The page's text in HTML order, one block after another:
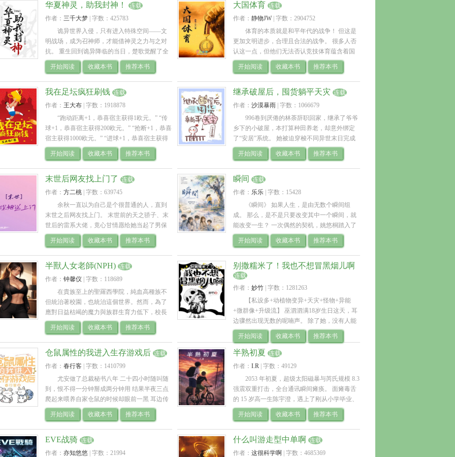
华夏神灵，助我封神！
连载
作者： 三千大梦 字数：425783
诡异世界入侵，只有进入特殊空间——文
明战场，成为召神师，才能借神灵之力与之对
抗。 重生回到诡异降临的当日，楚歌觉醒了全
部记忆。 * 为求一线生机，楚歌义无反顾地杀
入了文明战场。 诡异步步紧逼，其他召神..
开始阅读 收藏本书 推荐本书
大国体育 连载
作者： 静物JW 字数：2904752
体育的本质就是和平年代的战争！ 但这是
更加文明进步，合理且合法的战争。 很多人否
认这一点，但他们无法否认竞技体育蕴含着国
与国竞争的特殊含义。
开始阅读 收藏本书 推荐本书
我在足坛疯狂刷钱 连载
作者： 王大布 字数：1918878
“跑动距离+1，恭喜宿主获得1欧元。” “传
球+1，恭喜宿主获得200欧元。” “抢断+1，恭喜
宿主获得1000欧元。” “进球+1，恭喜宿主获得
20000欧元。” “红牌+1，恭喜宿主获得50000欧
元。” ...... ..
开始阅读 收藏本书 推荐本书
继承破屋后，囤货躺平天灾 连载
作者： 沙漠暴雨 字数：1066679
996卷到厌倦的林荼辞职回家，继承了爷爷
乡下的小破屋，本打算种田养老，却意外绑定
了“安居”系统。 她被迫穿梭不同异世末日完成
任务，活下去的唯一方法是，依靠着这栋墙壁
漏风的小破屋、囤货、苟到最后。 ..
开始阅读 收藏本书 推荐本书
末世后网友找上门了 连载
作者： 方二桃 字数：639745
余秋一直以为自己是个很普通的人，直到
末世之后网友找上门。 末世前的天之骄子、末
世后的雷系大佬，竟心甘情愿给她当起了男保
姆，连洗脚水都端至床前。 她一边和这人斗智
斗勇，一边又不敢触碰真正的真..
开始阅读 收藏本书 推荐本书
瞬间 连载
作者： 乐乐 字数：15428
《瞬间》 如果人生，是由无数个瞬间组
成。 那么，是不是只要改变其中一个瞬间，就
能改变一生？ 一次偶然的契机，姚悠桐踏入了
平行时空。 她看见不同的世界、不同的人生，
也看见那些来不及..
开始阅读 收藏本书 推荐本书
半獸人女老師(NPH) 连载
作者： 钟馨仪
字数：118689
在貴族至上的聖羅西學院，純血高種族不
但統治著校園，也統治這個世界。然而，為了
應對日益枯竭的魔力與族群生育力低下，校長
龍赫聘請了一名來自貧民窟、血統不純卻擁有
野性生育力的豹族半獸人導師——師皎月。 她
的到來，像是一頭餓狼闖入了象牙塔。她不遵
守禮教...
开始阅读 收藏本书 推荐本书
别撒糯米了！我也不想冒黑烟儿啊
连载
作者： 妙竹 字数：1281263
【私设多+动植物变异+天灾+怪物+异能
+微群像+升级流】 巫泗泗满18岁生日这天，耳
边骤然出现无数的呢喃声。 除了她，没有人能
听到。 第二天觉醒台上，她又听到了呢喃，一
不小心照着对方说的做了。 然后。 她觉..
开始阅读 收藏本书 推荐本书
仓鼠属性的我进入生存游戏后 连载
作者： 春行客 字数：1410799
尤安做了总裁秘书八年 二十四小时随叫随
到，恨不得一分钟掰成两分钟用 结果半夜三点
爬起来喂养自家仓鼠的时候却眼前一黑 耳边传
来冷冰冰的电子音 “恭喜您进入生存游戏，您继
承了仓鼠的部分属..
开始阅读 收藏本书 推荐本书
半熟初夏 连载
作者： I.R 字数：49129
2053 年初夏，超级太阳磁暴与芮氏规模 8.3
强震双重打击，全台通讯瞬间瘫痪。 面瘫毒舌
的 15 岁高一生陈宇澄，遇上了刚从小学毕业、
绝对不吃红萝卜的 12 岁话癆屁孩林向阳。一台
改装了火箭筒的黄黑捷安特，驮..
开始阅读 收藏本书 推荐本书
EVE战骑 连载
作者： 亦知悠悠 字数：21994
什么叫游走型中单啊 连载
作者： 这很科学啊 字数：4685369